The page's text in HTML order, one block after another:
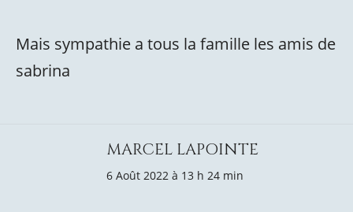
Mais sympathie a tous la famille les amis de
sabrina
MARCEL LAPOINTE
6 Août 2022 à 13 h 24 min